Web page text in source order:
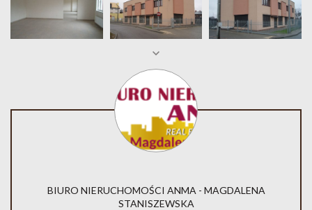
BIURO NIERUCHOMOŚCI ANMA - MAGDALENA
STANISZEWSKA